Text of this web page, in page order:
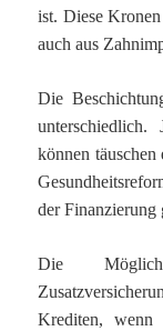
ist. Diese Kronen
auch aus
Die
können
der Finanzierung
Die
Krediten,